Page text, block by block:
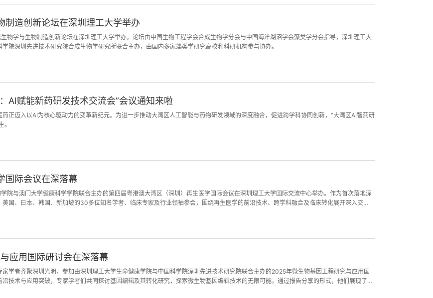
制造创新论坛在深圳理工大学举办
物学与生物制造创新论坛在深圳理工大学举办。论坛由中国生物工程学会合成生物学分会与中国海洋湖沼学会藻类学分会指导，深圳理工大
院深圳先进技术研究院合成生物学研究所联合主办，由国内多家藻类学研究高校和科研机构参与协办。
AI赋能新药研发技术交流会”会议通知来啦
正迈入以AI为核心驱动力的变革新纪元。为进一步推动大湾区人工智能与药物研发领域的深度融合，促进跨学科协同创新，“大湾区AI智药研
国际会议在深落幕
院与澳门大学健康科学学院联合主办的第四届粤港澳大湾区（深圳）再生医学国际会议在深圳理工大学国际交流中心举办。作为首次落地深
国、日本、韩国、新加坡的30多位知名学者、临床专家及行业领袖参会，围绕再生医学的前沿技术、跨学科融合及临床转化展开深入交
应用国际研讨会在深落幕
学者齐聚深圳光明，参加由深圳理工大学生命健康学院与中国科学院深圳先进技术研究院联合主办的2025年微生物基因工程研究与应用国
技术与应用突破，专家学者们共同探讨基因编辑及其转化研究，探索微生物基因编辑技术的无限可能。通过报告分享的形式，他们展现了微